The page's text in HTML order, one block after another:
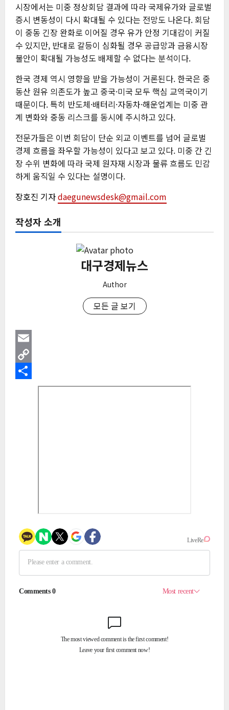
시장에서는 미중 정상회담 결과에 따라 국제유가와 글로벌
증시 변동성이 다시 확대될 수 있다는 전망도 나온다. 회담
이 중동 긴장 완화로 이어질 경우 유가 안정 기대감이 커질
수 있지만, 반대로 갈등이 심화될 경우 공급망과 금융시장
불안이 확대될 가능성도 배제할 수 없다는 분석이다.
한국 경제 역시 영향을 받을 가능성이 거론된다. 한국은 중
동산 원유 의존도가 높고 중국·미국 모두 핵심 교역국이기
때문이다. 특히 반도체·배터리·자동차·해운업계는 미중 관
계 변화와 중동 리스크를 동시에 주시하고 있다.
전문가들은 이번 회담이 단순 외교 이벤트를 넘어 글로벌
경제 흐름을 좌우할 가능성이 있다고 보고 있다. 미중 간 긴
장 수위 변화에 따라 국제 원자재 시장과 물류 흐름도 민감
하게 움직일 수 있다는 설명이다.
장호진 기자daegunewsdesk@gmail.com
작성자 소개
대구경제뉴스
Author
모든 글 보기
Email
Copy